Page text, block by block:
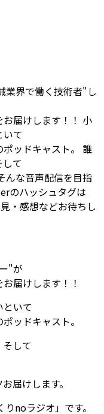
業界で働く技術者"し
届けします！！ 小
て
ッドキャスト。
誰
て
んな音声配信を目指
のハッシュタグは
・感想などお待ちし
"が
届けします！！
いて
ッドキャスト。
して
届けします。
noラジオ」です。